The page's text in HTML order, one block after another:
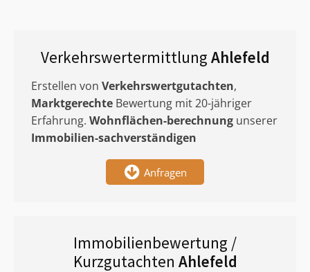
Verkehrswertermittlung Ahlefeld
Erstellen von Verkehrswertgutachten,
Marktgerechte Bewertung mit 20-jähriger
Erfahrung. Wohnflächen-berechnung unserer
Immobilien-sachverständigen
Anfragen
Immobilienbewertung /
Kurzgutachten Ahlefeld